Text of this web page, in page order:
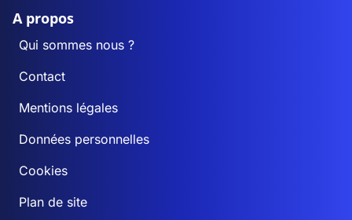
A propos
Qui sommes nous ?
Contact
Mentions légales
Données personnelles
Cookies
Plan de site